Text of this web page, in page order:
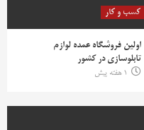
کسب و کار
اولین فروشگاه عمده لوازم
تابلوسازی در کشور
1 هفته پیش